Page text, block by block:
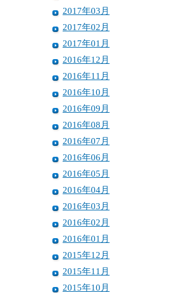
2017年03月
2017年02月
2017年01月
2016年12月
2016年11月
2016年10月
2016年09月
2016年08月
2016年07月
2016年06月
2016年05月
2016年04月
2016年03月
2016年02月
2016年01月
2015年12月
2015年11月
2015年10月